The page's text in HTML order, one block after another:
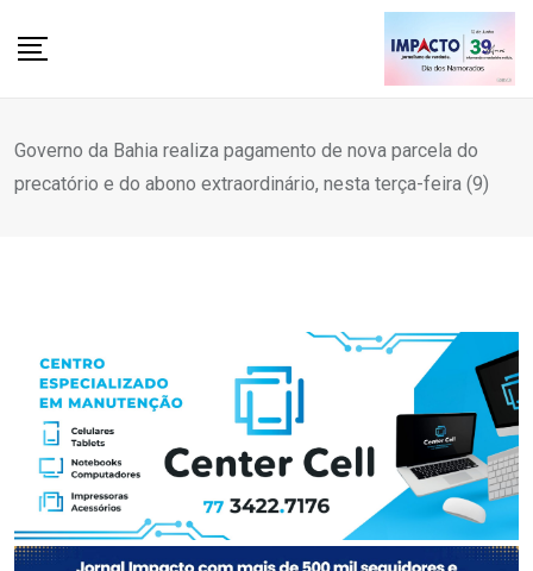
Governo da Bahia realiza pagamento de nova parcela do
precatório e do abono extraordinário, nesta terça-feira (9)